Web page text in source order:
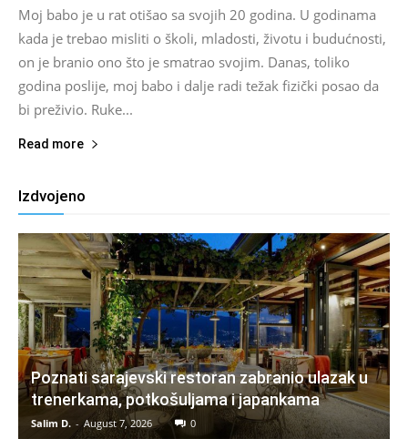
Moj babo je u rat otišao sa svojih 20 godina. U godinama
kada je trebao misliti o školi, mladosti, životu i budućnosti,
on je branio ono što je smatrao svojim. Danas, toliko
godina poslije, moj babo i dalje radi težak fizički posao da
bi preživio. Ruke...
Read more
Izdvojeno
Poznati sarajevski restoran zabranio ulazak u
trenerkama, potkošuljama i japankama
Salim D. - August 7, 2026 0